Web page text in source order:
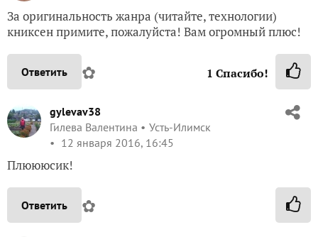
За оригинальность жанра (читайте, технологии)
книксен примите, пожалуйста! Вам огромный плюс!
Ответить ✿ 1 Спасибо!
gylevav38
Гилева Валентина
Усть-Илимск
12 января 2016, 16:45
Плюююсик!
Ответить ✿